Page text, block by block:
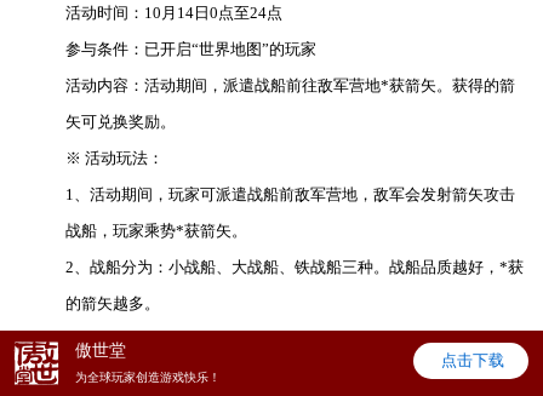
活动时间：10月14日0点至24点
参与条件：已开启“世界地图”的玩家
活动内容：活动期间，派遣战船前往敌军营地*获箭矢。获得的箭
矢可兑换奖励。
※ 活动玩法：
1、活动期间，玩家可派遣战船前敌军营地，敌军会发射箭矢攻击
战船，玩家乘势*获箭矢。
2、战船分为：小战船、大战船、铁战船三种。战船品质越好，*获
的箭矢越多。
3、敌军营地分为上、中、下游三路，玩家任选一路前往敌军营地*
获箭矢。
傲世堂
为全球玩家创造游戏快乐！
点击下载